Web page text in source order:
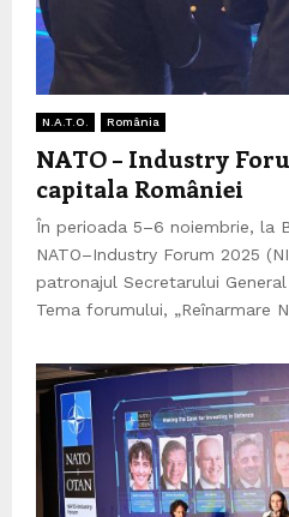
N.A.T.O. România
NATO – Industry
capitala României
În perioada 5–6 noiembrie, la
NATO–Industry Forum 2025
patronajul Secretarului
Tema forumului, „Reînarmare